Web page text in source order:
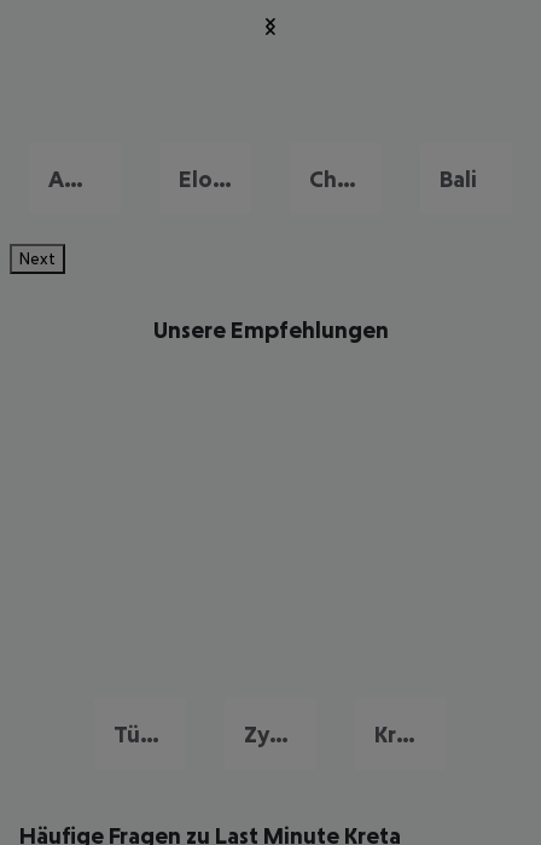
Amoudara Elounda Chersonissos Bali
Next
Unsere Empfehlungen
Türkei Urlaub Zypern Last Minute Kroatien Last Minute
Häufige Fragen zu Last Minute Kreta